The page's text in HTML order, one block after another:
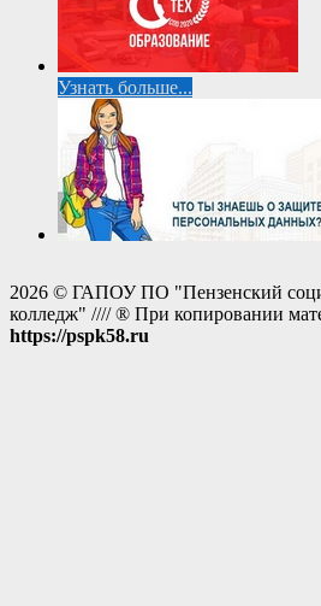
Узнать больше...
2026 © ГАПОУ ПО "Пензенский
колледж" //// ® При копировании
https://pspk58.ru